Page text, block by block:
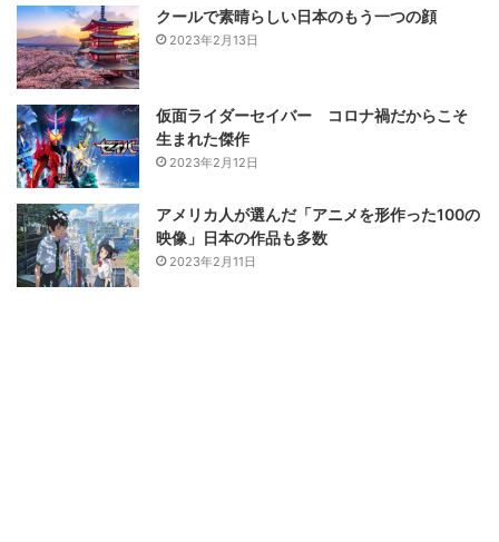
クールで素晴らしい日本のもう一つの顔
2023年2月13日
仮面ライダーセイバー コロナ禍だからこそ
生まれた傑作
2023年2月12日
アメリカ人が選んだ「アニメを形作った100の
映像」日本の作品も多数
2023年2月11日